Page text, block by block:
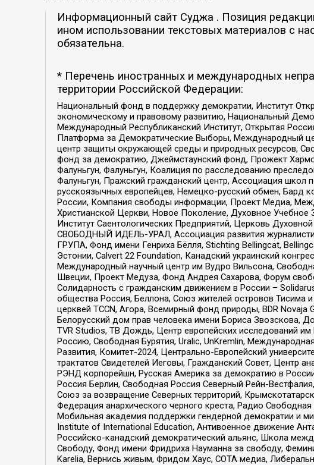
Информационный сайт Суджа . Позиция
ином использовании текстовых материалов с
обязательна.
* Перечень иностранных и международных
территории Российской Федерации:
Национальный фонд в поддержку демократии, Институт
экономическому и правовому развитию, Национальный
Международный Республиканский Институт, Открытая
Платформа за Демократические Выборы, Международный
центр защиты окружающей среды и природных ресурсов,
фонд за демократию, Джеймстаунский фонд, Прожект
Фалуньгун, Фалуньгун, Коалиция по расследованию
Фалуньгун, Пражский гражданский центр, Ассоциация школ
русскоязычных европейцев, Немецко-русский обмен,
России, Компания свободы информации, Проект Медиа,
Христианской Церкви, Новое Поколение, Духовное
Институт Саентологических Предприятий, Церковь
СВОБОДНЫЙ ИДЕЛЬ-УРАЛ, Ассоциация развития
ГРУПА, Фонд имени Генриха Бёлля, Stichting Bellingcat,
Эстонии, Calvert 22 Foundation, Канадский украинский
Международный научный центр им Вудро Вильсона,
Швеции, Проект Медуза, Фонд Андрея Сахарова, Форум
Солидарность с гражданским движением в России –
общества Россия, Беллона, Союз жителей островов Тисима
церквей TCCN, Агора, Всемирный фонд природы, BDR
Белорусский дом прав человека имени Бориса Звозскова,
TVR Studios, ТВ Дождь, Центр европейских исследований
Россию, Свободная Бурятия, Uralic, UnKremlin,
Развития, Комитет-2024, Центрально-Европейский
трактатов Свидетелей Иеговы, Гражданский Совет, Центр
РЭНД корпорейшн, Русская Америка за демократию в
Россия Берлин, Свободная Россия Северный Рейн-
Союз за возвращение Северных территорий,
Федерация анархического черного креста, Радио
Мобильная академия поддержки гендерной демократии и
Institute of International Education, Антивоенное движение
Российско-канадский демократический альянс, Школа
Свободу, Фонд имени Фридриха Науманна за свободу,
Karelia, Вернись живым, Фридом Хаус, СОТА медиа,